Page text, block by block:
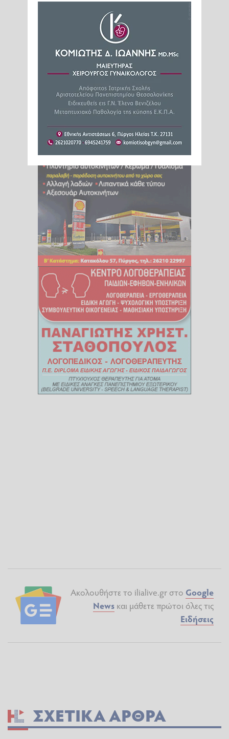
Ακολουθήστε το ilialive.gr στο Google
News και μάθετε πρώτοι όλες τις
Ειδήσεις
ΣΧΕΤΙΚΆ ΆΡΘΡΑ